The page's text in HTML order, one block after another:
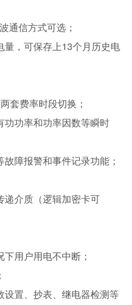
通信方式可选；
，可保存上13个月历史电
套费率时段切换；
功功率和功率因数等瞬时
障报警和事件记录功能；
递介质（逻辑加密卡可
用户用电不中断；
置、抄表、继电器检测等